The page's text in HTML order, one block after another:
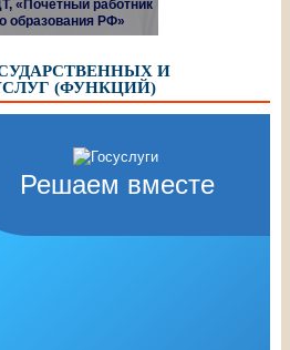
«Почетный работник
образования РФ»
И
(ФУНКЦИЙ)
Решаем вместе